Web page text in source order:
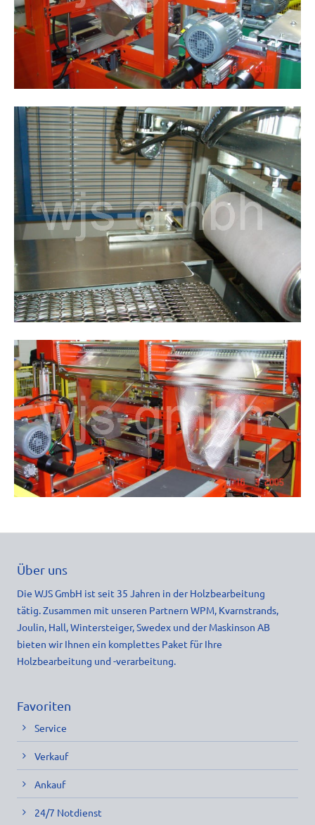
Über uns
Die WJS GmbH ist seit 35 Jahren in der Holzbearbeitung
tätig. Zusammen mit unseren Partnern WPM, Kvarnstrands,
Joulin, Hall, Wintersteiger, Swedex und der Maskinson AB
bieten wir Ihnen ein komplettes Paket für Ihre
Holzbearbeitung und -verarbeitung.
Favoriten
Service
Verkauf
Ankauf
24/7 Notdienst